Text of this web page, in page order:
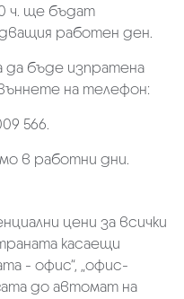
ч. ще бъдат
работен ден.
да бъде изпратена
на телефон:
566.
в работни дни.
цени за всички
касаещи
- офис“, „oфис-
до автомат на